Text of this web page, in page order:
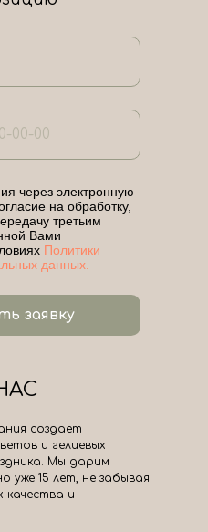
через электронную
на обработку,
третьим
Вами
Политики
данных.
заявку
создает
и гелиевых
Мы дарим
уже 15 лет, не забывая
и